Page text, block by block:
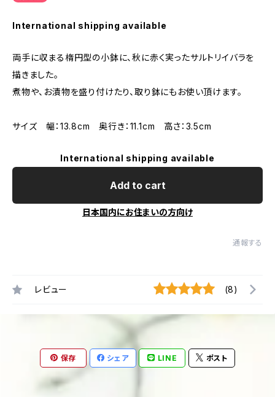
International shipping available
両手に収まる楕円型の小鉢に、秋に赤く実ったサルトリイバラを
描きました。
煮物や、お漬物を盛り付けたり、取り鉢にもお使い頂けます。
サイズ 幅：13.8cm 奥行き：11.1cm 高さ：3.5cm
International shipping available
Add to cart
日本国内にお住まいの方向け
通報する
レビュー (8)
保存 シェア LINE ポスト